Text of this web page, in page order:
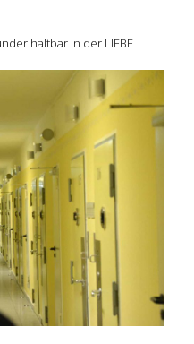
haltbar in der LIEBE